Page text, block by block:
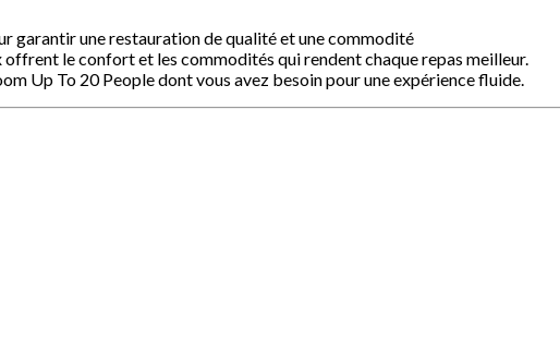
garantir une restauration de qualité et une commodité
le confort et les commodités qui rendent chaque repas meilleur.
Up To 20 People dont vous avez besoin pour une expérience fluide.